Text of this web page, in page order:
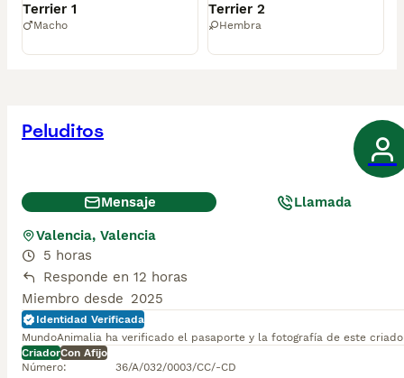
Terrier 1
Macho
Terrier 2
Hembra
Peluditos
Mensaje Llamada
Valencia, Valencia
5 horas
Responde en 12 horas
Miembro desde 2025
Identidad Verificada
MundoAnimalia ha verificado el pasaporte y la fotografía de este
CriadorCon Afijo
Número:
36/A/032/0003/CC/-CD